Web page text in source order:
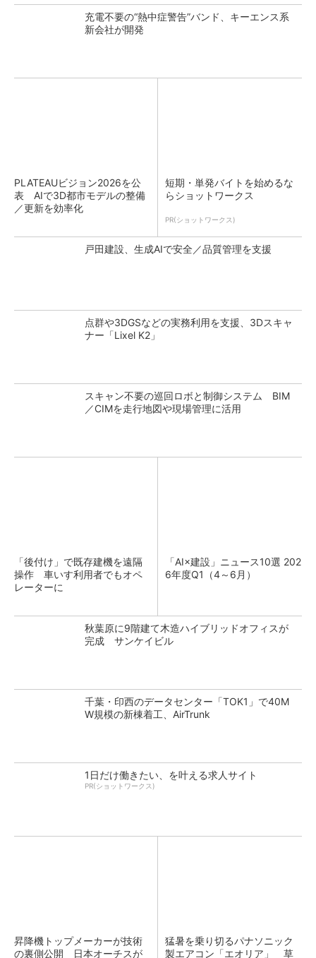
充電不要の“熱中症警告”バンド、キーエンス系
新会社が開発
PLATEAUビジョン2026を公
表 AIで3D都市モデルの整備
／更新を効率化
短期・単発バイトを始めるな
らショットワークス
PR(ショットワークス)
戸田建設、生成AIで安全／品質管理を支援
点群や3DGSなどの実務利用を支援、3Dスキャ
ナー「Lixel K2」
スキャン不要の巡回ロボと制御システム BIM
／CIMを走行地図や現場管理に活用
「後付け」で既存建機を遠隔
操作 車いす利用者でもオペ
レーターに
「AI×建設」ニュース10選 202
6年度Q1（4～6月）
秋葉原に9階建て木造ハイブリッドオフィスが
完成 サンケイビル
千葉・印西のデータセンター「TOK1」で40M
W規模の新棟着工、AirTrunk
1日だけ働きたい、を叶える求人サイト
PR(ショットワークス)
昇降機トップメーカーが技術
の裏側公開 日本オーチスが
猛暑を乗り切るパナソニック
製エアコン「エオリア」 草